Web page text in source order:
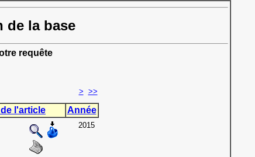
de la base
requête
> >>
l'article Année
2015